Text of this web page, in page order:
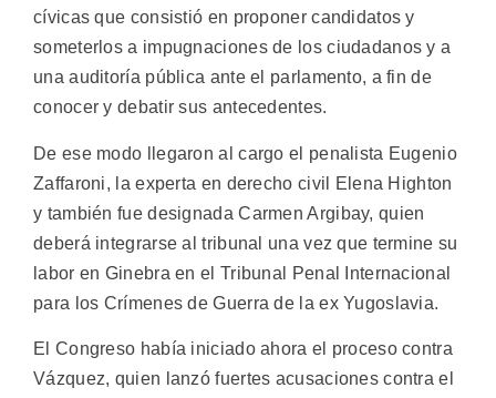
cívicas que consistió en proponer candidatos y
someterlos a impugnaciones de los ciudadanos y a
una auditoría pública ante el parlamento, a fin de
conocer y debatir sus antecedentes.
De ese modo llegaron al cargo el penalista Eugenio
Zaffaroni, la experta en derecho civil Elena Highton
y también fue designada Carmen Argibay, quien
deberá integrarse al tribunal una vez que termine su
labor en Ginebra en el Tribunal Penal Internacional
para los Crímenes de Guerra de la ex Yugoslavia.
El Congreso había iniciado ahora el proceso contra
Vázquez, quien lanzó fuertes acusaciones contra el